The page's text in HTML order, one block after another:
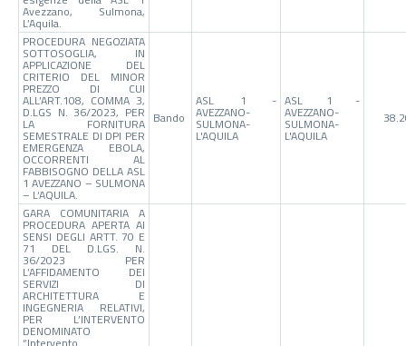
Avezzano, Sulmona,
L’Aquila.
PROCEDURA NEGOZIATA
SOTTOSOGLIA, IN
APPLICAZIONE DEL
CRITERIO DEL MINOR
PREZZO DI CUI
ALL’ART.108, COMMA 3,
D.LGS N. 36/2023, PER
LA FORNITURA
SEMESTRALE DI DPI PER
EMERGENZA EBOLA,
OCCORRENTI AL
FABBISOGNO DELLA ASL
1 AVEZZANO – SULMONA
– L‘AQUILA.
Bando
ASL 1 -
AVEZZANO-
SULMONA-
L'AQUILA
ASL 1 -
AVEZZANO-
SULMONA-
L'AQUILA
GARA COMUNITARIA A
PROCEDURA APERTA AI
SENSI DEGLI ARTT. 70 E
71 DEL D.LGS. N.
36/2023 PER
L’AFFIDAMENTO DEI
SERVIZI DI
ARCHITETTURA E
INGEGNERIA RELATIVI,
PER L’INTERVENTO
DENOMINATO